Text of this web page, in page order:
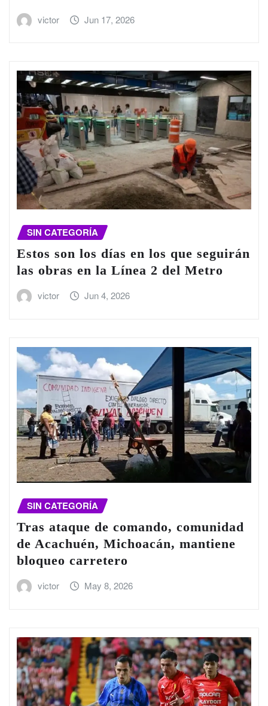
victor Jun 17, 2026
SIN CATEGORÍA
Estos son los días en los que seguirán
las obras en la Línea 2 del Metro
victor Jun 4, 2026
SIN CATEGORÍA
Tras ataque de comando, comunidad
de Acachuén, Michoacán, mantiene
bloqueo carretero
victor May 8, 2026